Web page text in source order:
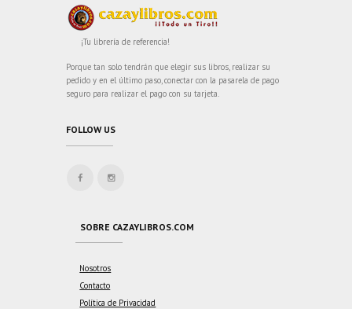
¡Tu librería de referencia!
Porque tan solo tendrán que elegir sus libros, realizar su
pedido y en el último paso, conectar con la pasarela de pago
seguro para realizar el pago con su tarjeta.
FOLLOW US
SOBRE CAZAYLIBROS.COM
Nosotros
Contacto
Política de Privacidad